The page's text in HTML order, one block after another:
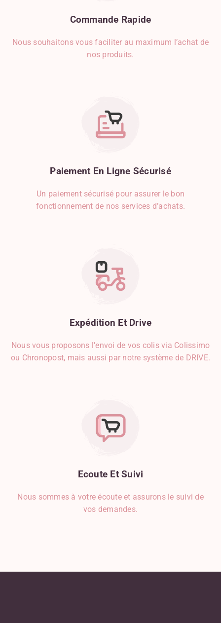
Commande Rapide
Nous souhaitons vous faciliter au maximum l’achat de
nos produits.
Paiement En Ligne Sécurisé
Un paiement sécurisé pour assurer le bon
fonctionnement de nos services d’achats.
Expédition Et Drive
Nous vous proposons l’envoi de vos colis via Colissimo
ou Chronopost, mais aussi par notre système de DRIVE.
Ecoute Et Suivi
Nous sommes à votre écoute et assurons le suivi de
vos demandes.